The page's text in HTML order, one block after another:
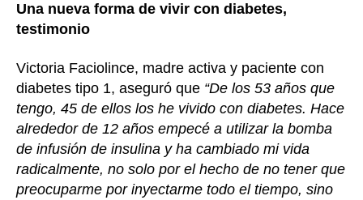
Una nueva forma de vivir con diabetes,
testimonio
Victoria Faciolince, madre activa y paciente con
diabetes tipo 1, aseguró que “De los 53 años que
tengo, 45 de ellos los he vivido con diabetes. Hace
alrededor de 12 años empecé a utilizar la bomba
de infusión de insulina y ha cambiado mi vida
radicalmente, no solo por el hecho de no tener que
preocuparme por inyectarme todo el tiempo, sino